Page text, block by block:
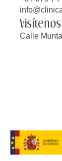
Visítenos
Calle